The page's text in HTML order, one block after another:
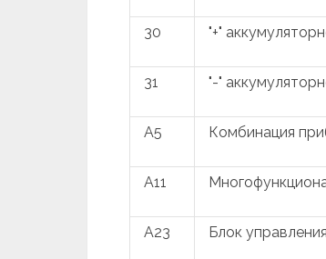
30 "+"
31 "-"
A5 Комбинация
A11
A23 Блок